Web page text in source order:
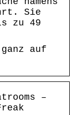
Sie
zu 49
auf
–